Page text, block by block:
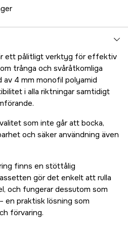
ett pålitligt verktyg för effektiv
trånga och svåråtkomliga
av 4 mm monofil polyamid
i alla riktningar samtidigt
som inte går att bocka,
och säker användning även
finns en stöttålig
gör det enkelt att rulla
och fungerar dessutom som
en praktisk lösning som
förvaring.